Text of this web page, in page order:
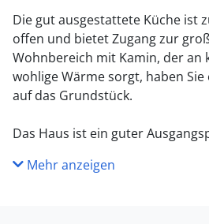
Die gut ausgestattete Küche ist
offen und bietet Zugang zur
Wohnbereich mit Kamin, der an
wohlige Wärme sorgt, haben
auf das Grundstück.
Das Haus ist ein guter
sich auch die schöne Stadt
Mehr anzeigen